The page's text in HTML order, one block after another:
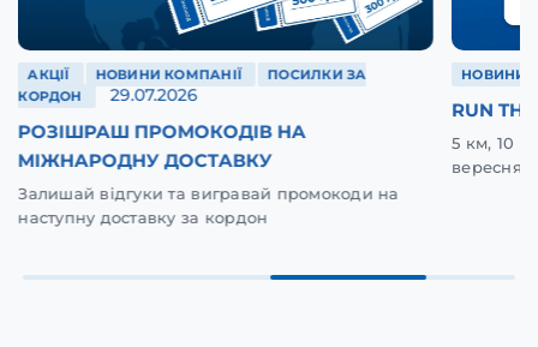
АКЦІЇ НОВИНИ КОМПАНІЇ
ПОСИЛКИ ЗА
КОРДОН
29.07.2026
РОЗІШРАШ ПРОМОКОДІВ НА
МІЖНАРОДНУ ДОСТАВКУ
Залишай відгуки та вигравай промокоди на
наступну доставку за кордон
НОВИНИ
RUN
5 км, 10
вересня